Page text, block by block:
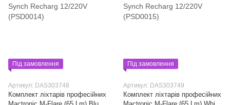
Під замовлення
Артикул: DAS303748
Комплект ліхтарів професійних
Під замовлення
Артикул: DAS303749
Комплект ліхтарів професійних